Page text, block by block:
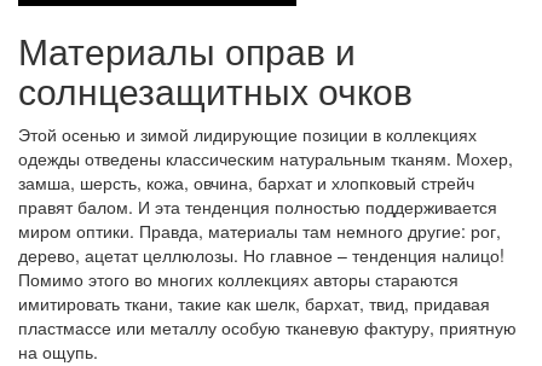
Материалы оправ и
солнцезащитных очков
Этой осенью и зимой лидирующие позиции в коллекциях
одежды отведены классическим натуральным тканям. Мохер,
замша, шерсть, кожа, овчина, бархат и хлопковый стрейч
правят балом. И эта тенденция полностью поддерживается
миром оптики. Правда, материалы там немного другие: рог,
дерево, ацетат целлюлозы. Но главное – тенденция налицо!
Помимо этого во многих коллекциях авторы стараются
имитировать ткани, такие как шелк, бархат, твид, придавая
пластмассе или металлу особую тканевую фактуру, приятную
на ощупь.